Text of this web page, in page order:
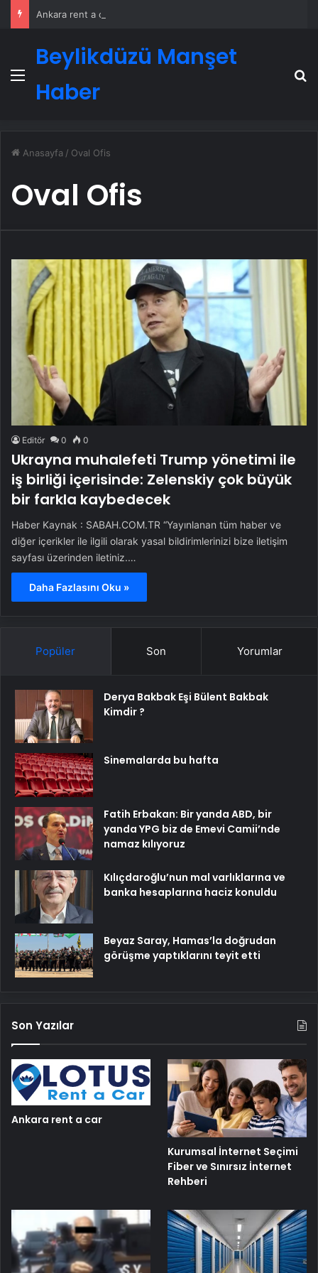
Ankara rent a car
Menü
Beylikdüzü Manşet
Haber
Anasayfa / Oval Ofis
Oval Ofis
Editör 0 0
Ukrayna muhalefeti Trump yönetimi ile
iş birliği içerisinde: Zelenskiy çok büyük
bir farkla kaybedecek
Haber Kaynak : SABAH.COM.TR “Yayınlanan tüm haber ve
diğer içerikler ile ilgili olarak yasal bildirimlerinizi bize iletişim
sayfası üzerinden iletiniz.…
Daha Fazlasını Oku »
Popüler Son Yorumlar
Derya Bakbak Eşi Bülent Bakbak
Kimdir ?
Sinemalarda bu hafta
Fatih Erbakan: Bir yanda ABD, bir
yanda YPG biz de Emevi Camii’nde
namaz kılıyoruz
Kılıçdaroğlu’nun mal varlıklarına ve
banka hesaplarına haciz konuldu
Beyaz Saray, Hamas’la doğrudan
görüşme yaptıklarını teyit etti
Son Yazılar
Ankara rent a car
Kurumsal İnternet Seçimi
Fiber ve Sınırsız İnternet
Rehberi